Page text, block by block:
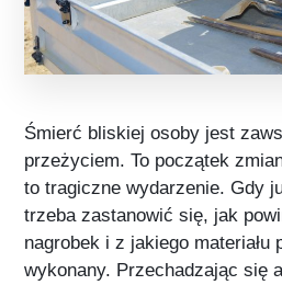
Śmierć bliskiej osoby jest
przeżyciem. To początek
to tragiczne wydarzenie. Gdy
trzeba zastanowić się, jak
nagrobek i z jakiego materiału
wykonany. Przechadzając się